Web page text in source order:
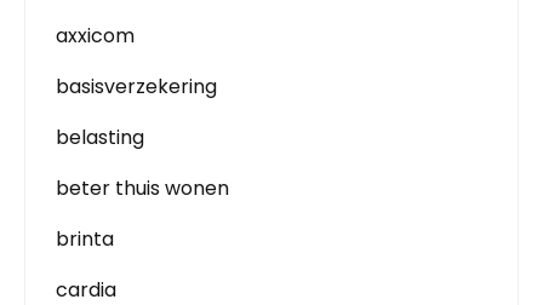
axxicom
basisverzekering
belasting
beter thuis wonen
brinta
cardia